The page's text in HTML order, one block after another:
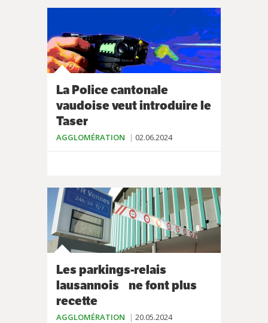
La Police cantonale
vaudoise veut introduire le
Taser
AGGLOMÉRATION 02.06.2024
Les parkings-relais
lausannois ne font plus
recette
AGGLOMÉRATION 20.05.2024